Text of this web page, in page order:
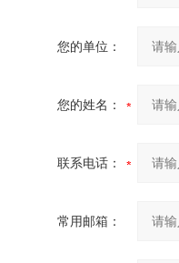
您的单位：
您的姓名：
联系电话：
常用邮箱：